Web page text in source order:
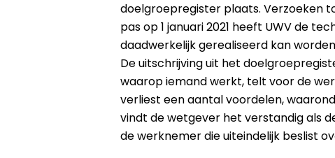
doelgroepregister plaats. Verzoeken
pas op 1 januari 2021 heeft UWV de
daadwerkelijk gerealiseerd kan
De uitschrijving uit het
waarop iemand werkt, telt voor de
verliest een aantal voordelen,
vindt de wetgever het verstandig als
de werknemer die uiteindelijk beslist